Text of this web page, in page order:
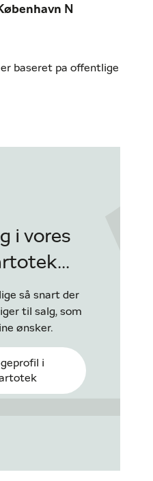
N
baseret pa offentlige
i vores
så snart der
til salg, som
ønsker.
i